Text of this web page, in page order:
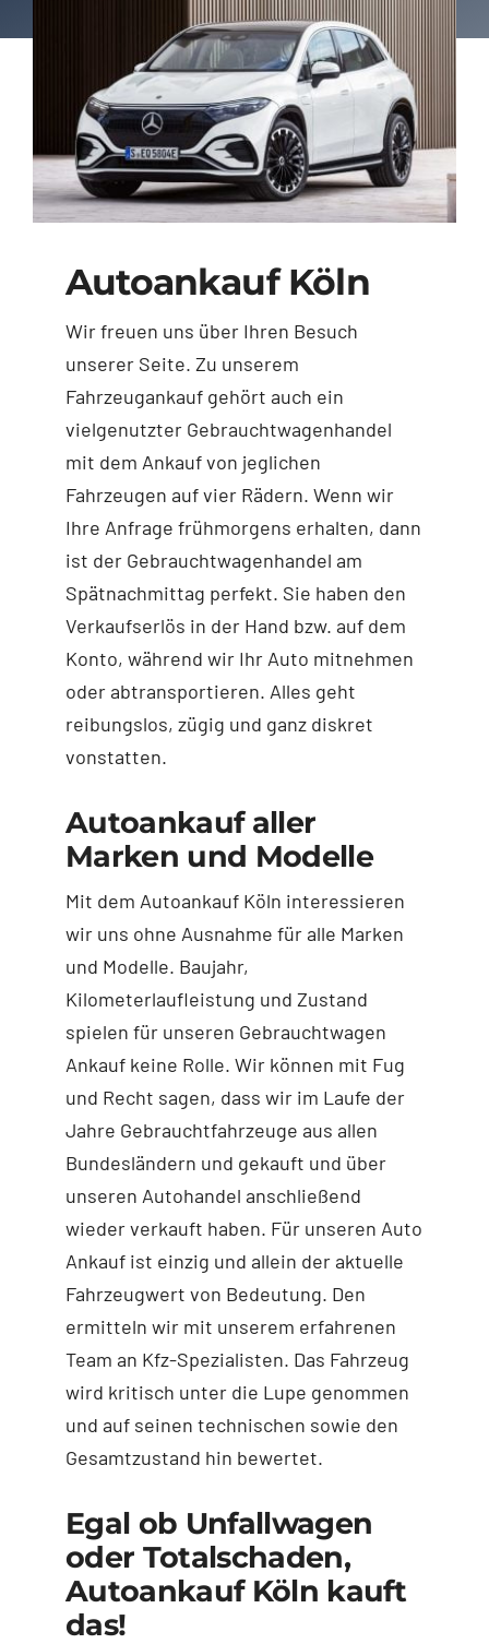
Autoankauf Köln
Wir freuen uns über Ihren Besuch
unserer Seite. Zu unserem
Fahrzeugankauf gehört auch ein
vielgenutzter Gebrauchtwagenhandel
mit dem Ankauf von jeglichen
Fahrzeugen auf vier Rädern. Wenn wir
Ihre Anfrage frühmorgens erhalten, dann
ist der Gebrauchtwagenhandel am
Spätnachmittag perfekt. Sie haben den
Verkaufserlös in der Hand bzw. auf dem
Konto, während wir Ihr Auto mitnehmen
oder abtransportieren. Alles geht
reibungslos, zügig und ganz diskret
vonstatten.
Autoankauf aller
Marken und Modelle
Mit dem Autoankauf Köln interessieren
wir uns ohne Ausnahme für alle Marken
und Modelle. Baujahr,
Kilometerlaufleistung und Zustand
spielen für unseren Gebrauchtwagen
Ankauf keine Rolle. Wir können mit Fug
und Recht sagen, dass wir im Laufe der
Jahre Gebrauchtfahrzeuge aus allen
Bundesländern und gekauft und über
unseren Autohandel anschließend
wieder verkauft haben. Für unseren Auto
Ankauf ist einzig und allein der aktuelle
Fahrzeugwert von Bedeutung. Den
ermitteln wir mit unserem erfahrenen
Team an Kfz-Spezialisten. Das Fahrzeug
wird kritisch unter die Lupe genommen
und auf seinen technischen sowie den
Gesamtzustand hin bewertet.
Egal ob Unfallwagen
oder Totalschaden,
Autoankauf Köln kauft
das!